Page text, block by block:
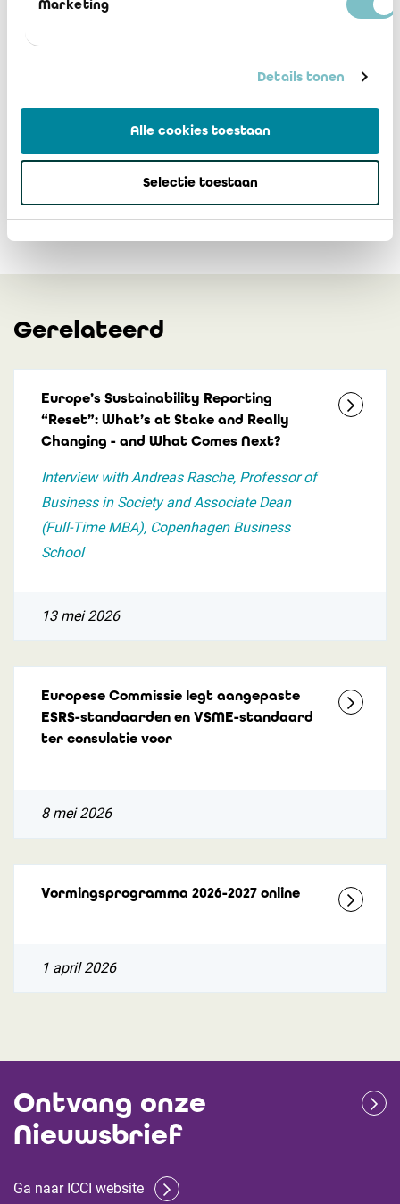
Marketing
Details tonen
Alle cookies toestaan
Selectie toestaan
Mededeling 2024/11
Mededeling 2024-11 bijlage FAQ
Download
Gerelateerd
Europe’s Sustainability Reporting
“Reset”: What’s at Stake and Really
Changing - and What Comes Next?
Interview with Andreas Rasche, Professor of
Business in Society and Associate Dean
(Full-Time MBA), Copenhagen Business
School
13 mei 2026
Europese Commissie legt aangepaste
ESRS-standaarden en VSME-standaard
ter consulatie voor
8 mei 2026
Vormingsprogramma 2026-2027 online
1 april 2026
Ontvang onze
Nieuwsbrief
Ga naar ICCI website